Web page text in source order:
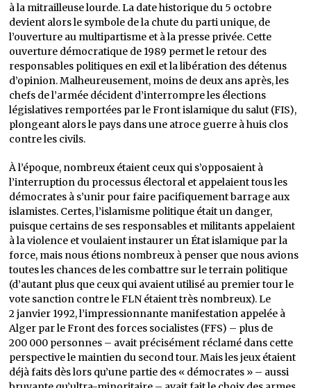
à la mitrailleuse lourde. La date historique du 5 octobre
devient alors le symbole de la chute du parti unique, de
l’ouverture au multipartisme et à la presse privée. Cette
ouverture démocratique de 1989 permet le retour des
responsables politiques en exil et la libération des détenus
d’opinion. Malheureusement, moins de deux ans après, les
chefs de l’armée décident d’interrompre les élections
législatives remportées par le Front islamique du salut (FIS),
plongeant alors le pays dans une atroce guerre à huis clos
contre les civils.
À l’époque, nombreux étaient ceux qui s’opposaient à
l’interruption du processus électoral et appelaient tous les
démocrates à s’unir pour faire pacifiquement barrage aux
islamistes. Certes, l’islamisme politique était un danger,
puisque certains de ses responsables et militants appelaient
à la violence et voulaient instaurer un État islamique par la
force, mais nous étions nombreux à penser que nous avions
toutes les chances de les combattre sur le terrain politique
(d’autant plus que ceux qui avaient utilisé au premier tour le
vote sanction contre le FLN étaient très nombreux). Le
2 janvier 1992, l’impressionnante manifestation appelée à
Alger par le Front des forces socialistes (FFS) – plus de
200 000 personnes – avait précisément réclamé dans cette
perspective le maintien du second tour. Mais les jeux étaient
déjà faits dès lors qu’une partie des « démocrates » – aussi